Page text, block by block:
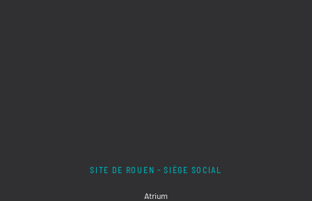
SITE DE ROUEN - SIÈGE SOCIAL
Atrium